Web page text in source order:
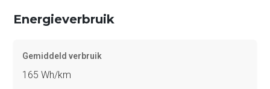
Energieverbruik
Gemiddeld verbruik
165 Wh/km